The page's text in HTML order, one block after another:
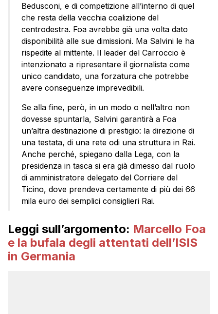
Bedusconi, e di competizione all’interno di quel
che resta della vecchia coalizione del
centrodestra. Foa avrebbe già una volta dato
disponibilità alle sue dimissioni. Ma Salvini le ha
rispedite al mittente. Il leader del Carroccio è
intenzionato a ripresentare il giornalista come
unico candidato, una forzatura che potrebbe
avere conseguenze imprevedibili.
Se alla fine, però, in un modo o nell’altro non
dovesse spuntarla, Salvini garantirà a Foa
un’altra destinazione di prestigio: la direzione di
una testata, di una rete odi una struttura in Rai.
Anche perché, spiegano dalla Lega, con la
presidenza in tasca si era già dimesso dal ruolo
di amministratore delegato del Corriere del
Ticino, dove prendeva certamente di più dei 66
mila euro dei semplici consiglieri Rai.
Leggi sull’argomento: Marcello Foa
e la bufala degli attentati dell’ISIS
in Germania